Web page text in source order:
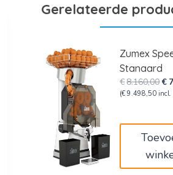
Gerelateerde
Zumex
Stanaard
€8.160,00 €
(€ 9.498,50 incl.